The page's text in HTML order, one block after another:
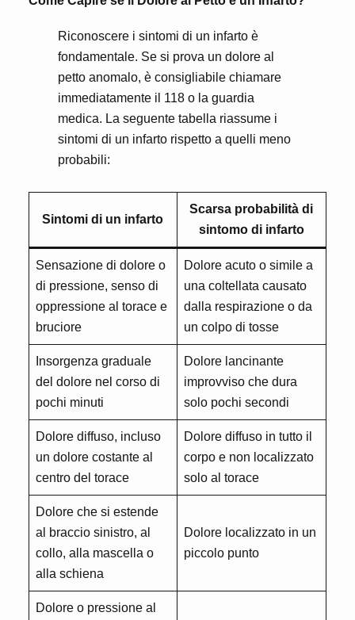
Riconoscere i sintomi di un infarto è
fondamentale. Se si prova un dolore al
petto anomalo, è consigliabile chiamare
immediatamente il 118 o la guardia
medica. La seguente tabella riassume i
sintomi di un infarto rispetto a quelli meno
probabili:
Sintomi di un infarto
Scarsa probabilità di
sintomo di infarto
Sensazione di dolore o
di pressione, senso di
oppressione al torace e
bruciore
Dolore acuto o simile a
una coltellata causato
dalla respirazione o da
un colpo di tosse
Insorgenza graduale
del dolore nel corso di
pochi minuti
Dolore lancinante
improvviso che dura
solo pochi secondi
Dolore diffuso, incluso
un dolore costante al
centro del torace
Dolore diffuso in tutto il
corpo e non localizzato
solo al torace
Dolore che si estende
al braccio sinistro, al
collo, alla mascella o
alla schiena
Dolore localizzato in un
piccolo punto
Dolore o pressione al